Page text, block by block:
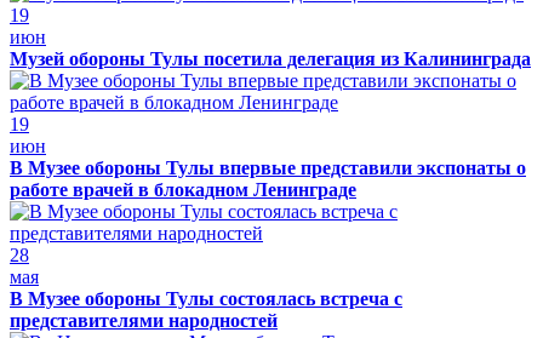
19
июн
Музей обороны Тулы посетила делегация из Калининграда
19
июн
В Музее обороны Тулы впервые представили экспонаты о
работе врачей в блокадном Ленинграде
28
мая
В Музее обороны Тулы состоялась встреча с
представителями народностей